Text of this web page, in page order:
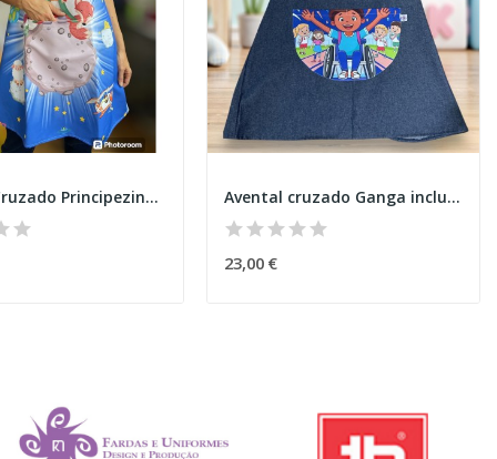
Avental Cruzado Principezinho Azul Avental cruzado Ganga inclusão
23,00 €